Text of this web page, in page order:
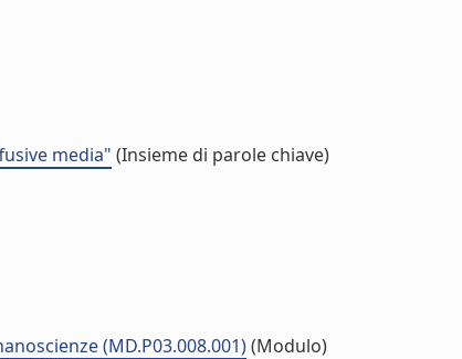
media" (Insieme di parole chiave)
(MD.P03.008.001)(Modulo)